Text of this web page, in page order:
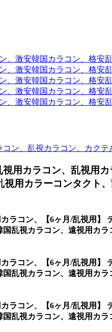
激安韓国カラコン、格安
激安韓国カラコン、格安
、激安韓国カラコン、格安
、激安韓国カラコン、格安
激安韓国カラコン、格安
ン、乱視カラコン、カク
用カラコン、 乱視用カ
用カラーコンタクト
ラコン、
【6ヶ月/乱視用】
乱視カラコン、遠視用カ
ラコン、
【6ヶ月/乱視用】
乱視カラコン、遠視用カ
ラコン、
【6ヶ月/乱視用】
乱視カラコン、遠視用カ